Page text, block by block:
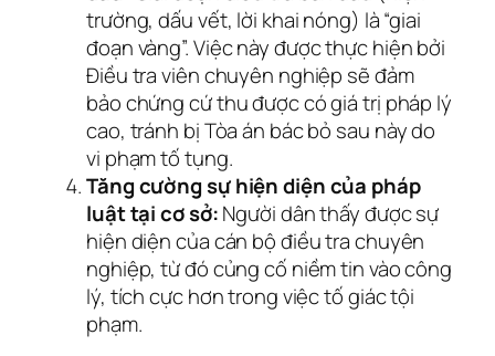
trường, dấu vết, lời khai nóng) là “giai
đoạn vàng”. Việc này được thực hiện bởi
Điều tra viên chuyên nghiệp sẽ đảm
bảo chứng cứ thu được có giá trị pháp lý
cao, tránh bị Tòa án bác bỏ sau này do
vi phạm tố tụng.
Tăng cường sự hiện diện của pháp
luật tại cơ sở:Người dân thấy được sự
hiện diện của cán bộ điều tra chuyên
nghiệp, từ đó củng cố niềm tin vào công
lý, tích cực hơn trong việc tố giác tội
phạm.